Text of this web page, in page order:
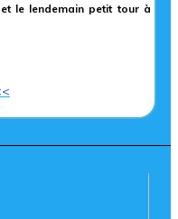
le lendemain petit tour à